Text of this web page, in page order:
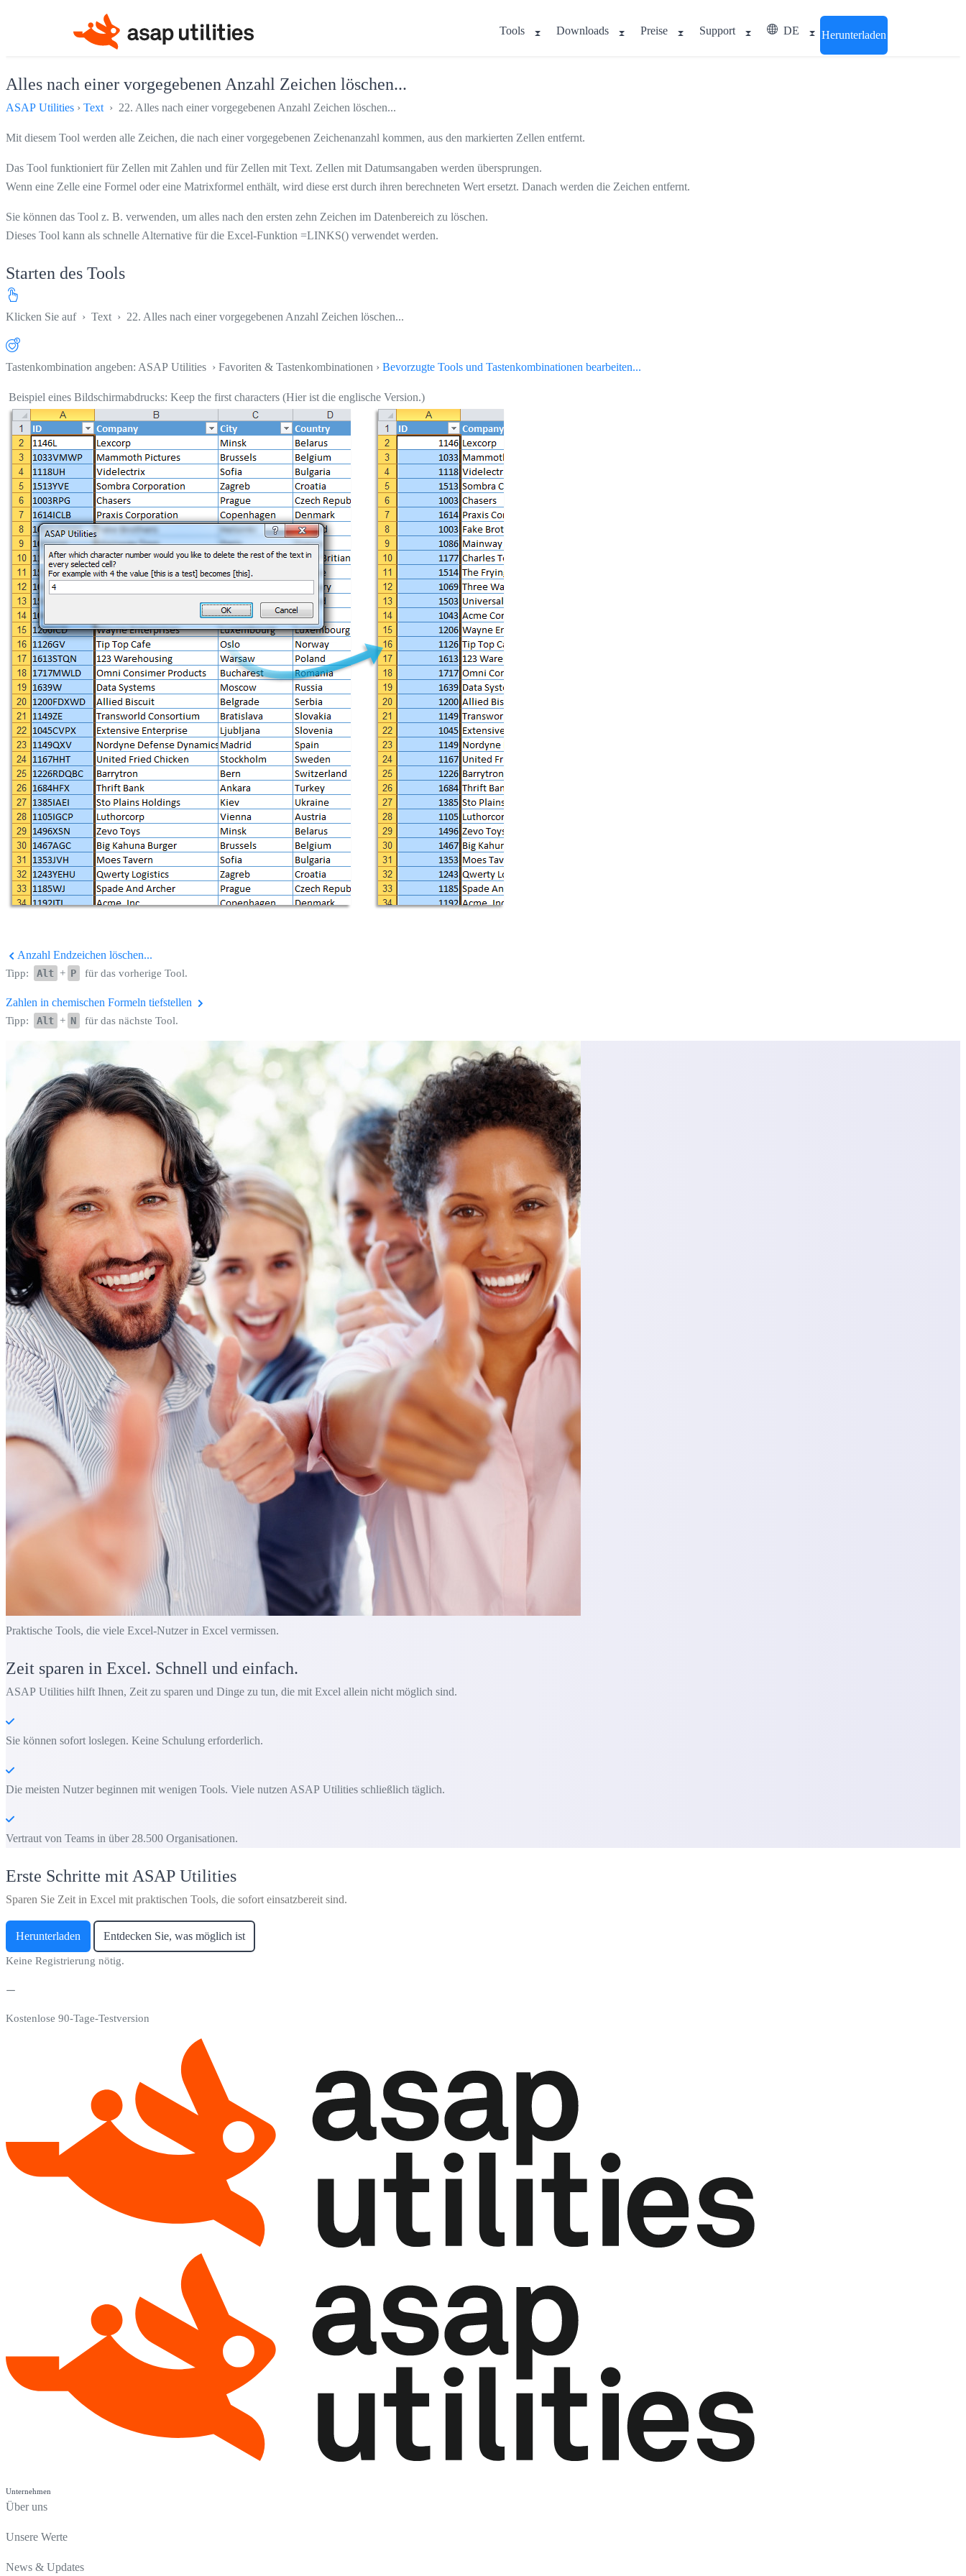
Tools Downloads Preise Support DE Herunterladen
Alles nach einer vorgegebenen Anzahl Zeichen löschen...
ASAP Utilities › Text › 22. Alles nach einer vorgegebenen Anzahl Zeichen löschen...
Mit diesem Tool werden alle Zeichen, die nach einer vorgegebenen Zeichenanzahl kommen, aus den markierten Zellen entfernt.
Das Tool funktioniert für Zellen mit Zahlen und für Zellen mit Text. Zellen mit Datumsangaben werden übersprungen.
Wenn eine Zelle eine Formel oder eine Matrixformel enthält, wird diese erst durch ihren berechneten Wert ersetzt. Danach werden die Zeichen entfernt.
Sie können das Tool z. B. verwenden, um alles nach den ersten zehn Zeichen im Datenbereich zu löschen.
Dieses Tool kann als schnelle Alternative für die Excel-Funktion =LINKS() verwendet werden.
Starten des Tools
Klicken Sie auf › Text › 22. Alles nach einer vorgegebenen Anzahl Zeichen löschen...
Tastenkombination angeben: ASAP Utilities › Favoriten & Tastenkombinationen › Bevorzugte Tools und Tastenkombinationen bearbeiten...
Beispiel eines Bildschirmabdrucks: Keep the first characters (Hier ist die englische Version.)
Anzahl Endzeichen löschen...
Tipp: Alt + P für das vorherige Tool.
Zahlen in chemischen Formeln tiefstellen
Tipp: Alt + N für das nächste Tool.
Praktische Tools, die viele Excel-Nutzer in Excel vermissen.
Zeit sparen in Excel. Schnell und einfach.
ASAP Utilities hilft Ihnen, Zeit zu sparen und Dinge zu tun, die mit Excel allein nicht möglich sind.
Sie können sofort loslegen. Keine Schulung erforderlich.
Die meisten Nutzer beginnen mit wenigen Tools. Viele nutzen ASAP Utilities schließlich täglich.
Vertraut von Teams in über 28.500 Organisationen.
Erste Schritte mit ASAP Utilities
Sparen Sie Zeit in Excel mit praktischen Tools, die sofort einsatzbereit sind.
Herunterladen Entdecken Sie, was möglich ist
Keine Registrierung nötig.
Kostenlose 90-Tage-Testversion
Unternehmen
Über uns
Unsere Werte
News & Updates